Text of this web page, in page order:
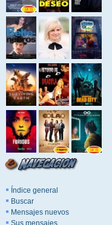
Índice general
Buscar
Mensajes nuevos
Sus mensajes